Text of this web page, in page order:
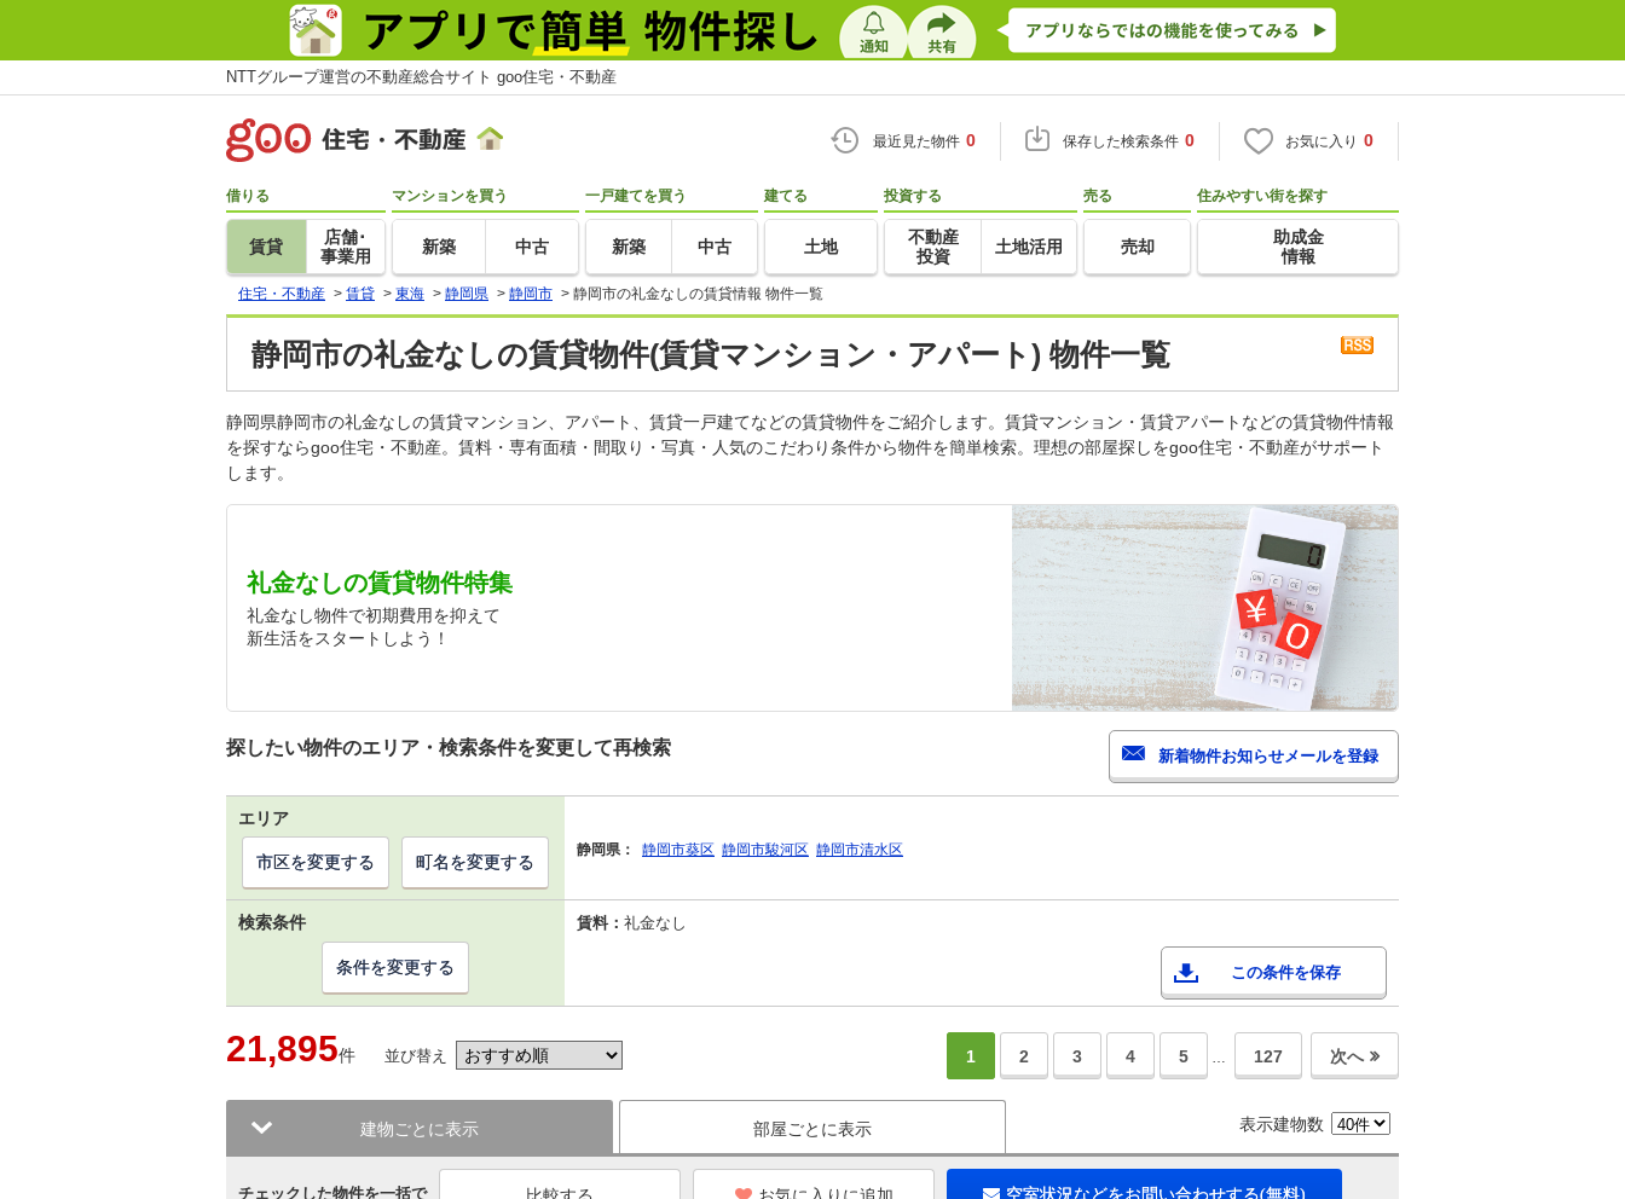
NTTグループ運営の不動産総合サイト goo住宅・不動産
最近見た物件 0 保存した検索条件 0 お気に入り 0
借りる
賃貸
店舗･
事業用
マンションを買う
新築 中古
一戸建てを買う
新築 中古
建てる
土地
投資する
不動産
投資
土地活用
売る
売却
住みやすい街を探す
助成金
情報
住宅・不動産 > 賃貸 > 東海 > 静岡県 > 静岡市 > 静岡市の礼金なしの賃貸情報 物件一覧
静岡市の礼金なしの賃貸物件(賃貸マンション・アパート) 物件一覧
静岡県静岡市の礼金なしの賃貸マンション、アパート、賃貸一戸建てなどの賃貸物件をご紹介します。賃貸マンション・賃貸アパートなどの賃貸物件情報
を探すならgoo住宅・不動産。賃料・専有面積・間取り・写真・人気のこだわり条件から物件を簡単検索。理想の部屋探しをgoo住宅・不動産がサポート
します。
礼金なしの賃貸物件特集
礼金なし物件で初期費用を抑えて
新生活をスタートしよう！
探したい物件のエリア・検索条件を変更して再検索
エリア
静岡県： 静岡市葵区 静岡市駿河区 静岡市清水区
市区を変更する 町名を変更する
検索条件 賃料： 礼金なし
この条件を保存
条件を変更する
21,895件 並び替え 1 2 3 4 5 … 127 次へ
建物ごとに表示 部屋ごとに表示 表示建物数
チェックした物件を一括で 空室状況などをお問い合わせする(無料)